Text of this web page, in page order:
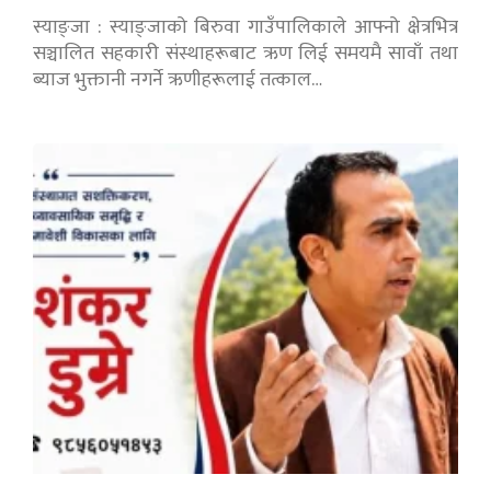
स्याङ्जा : स्याङ्जाको बिरुवा गाउँपालिकाले आफ्नो क्षेत्रभित्र
सञ्चालित सहकारी संस्थाहरूबाट ऋण लिई समयमै सावाँ तथा
ब्याज भुक्तानी नगर्ने ऋणीहरूलाई तत्काल…